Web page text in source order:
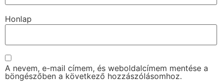
Honlap
A nevem, e-mail címem, és weboldalcímem mentése a
böngészőben a következő hozzászólásomhoz.